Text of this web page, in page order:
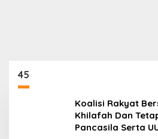
45
Koalisi Rakyat
Khilafah Dan
Pancasila Serta